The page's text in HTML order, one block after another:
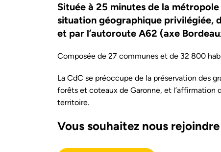
Située à 25 minutes de la
situation géographique privilégiée,
et par l’autoroute A62 (axe
Composée de 27 communes et de 32 800
La CdC se préoccupe de la préservation des
forêts et coteaux de Garonne, et l’affirmation
territoire.
Vous souhaitez nous rejoindre